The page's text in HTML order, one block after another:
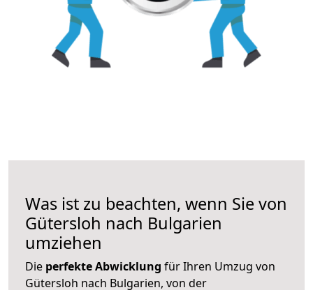
Was ist zu beachten, wenn Sie von
Gütersloh nach Bulgarien
umziehen
Die perfekte Abwicklung für Ihren Umzug von
Gütersloh nach Bulgarien, von der